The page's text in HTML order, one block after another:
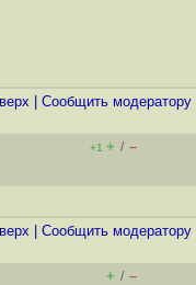
Cообщить модератору
+1 + / –
Cообщить модератору
+ / –